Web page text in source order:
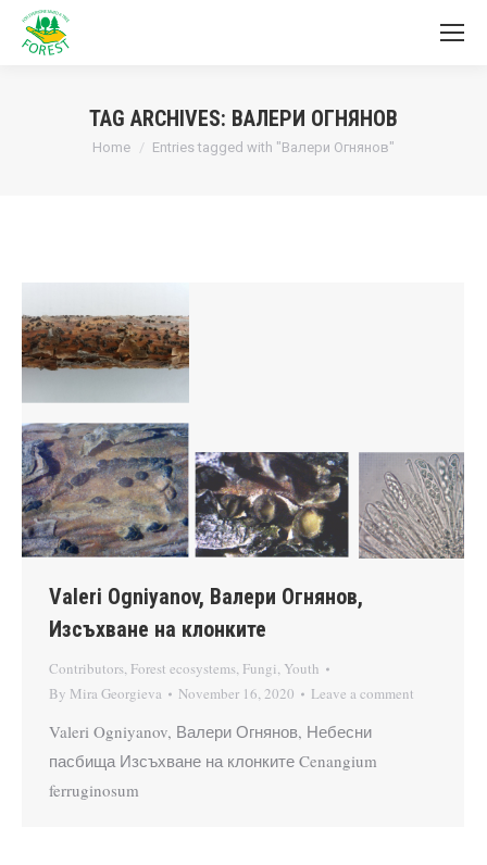
TAG ARCHIVES: ВАЛЕРИ ОГНЯНОВ
You are here:
Home Entries tagged with "Валери Огнянов"
Valeri Ogniyanov, Валери Огнянов,
Изсъхване на клонките
Contributors, Forest ecosystems, Fungi, Youth
By Mira Georgieva November 16, 2020 Leave a comment
Valeri Ogniyanov, Валери Огнянов, Небесни
пасбища Изсъхване на клонките Cenangium
ferruginosum